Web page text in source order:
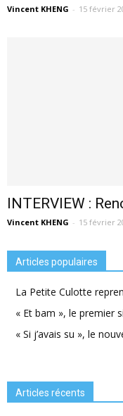
Vincent KHENG - 15 février
INTERVIEW :
Vincent KHENG - 15 février
Articles populaires
La Petite Culotte
« Et bam », le premier
« Si j’avais su », le
Articles récents